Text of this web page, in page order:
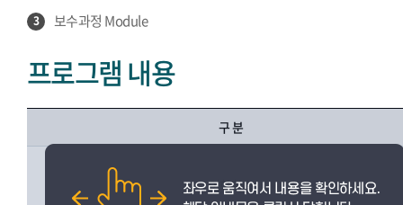
3 보수과정 Module
프로그램 내용
구 분
어학학습